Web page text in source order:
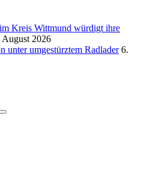
Kreis Wittmund würdigt ihre
August 2026
unter umgestürztem Radlader 6.